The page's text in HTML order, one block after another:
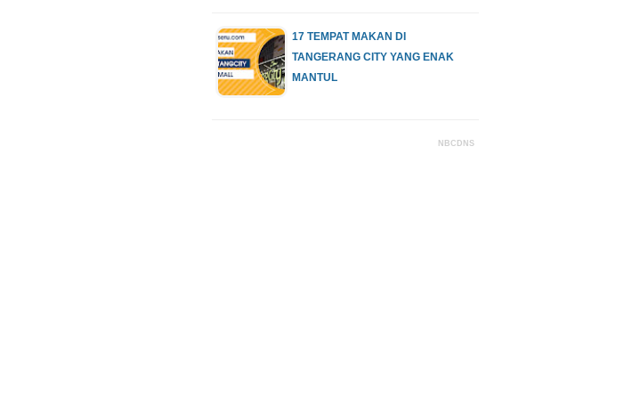
17 TEMPAT MAKAN DI
TANGERANG CITY YANG ENAK
MANTUL
NBCDNS